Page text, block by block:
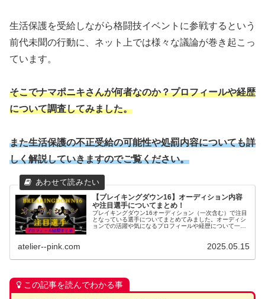
生活保護を受給しながら格闘技イベントに参戦するという
前代未聞の行動に、ネット上では様々な議論が巻き起こっ
ています。
そこでナマポニキさんが何者なのか？プロフィールや経歴
について調査してみました。
また生活保護の不正受給の可能性や処罰内容についても詳
しく解説していきますのでご覧ください。
【ブレイキングダウン16】オーディション内容
や注目選手についてまとめ！
ブレイキングダウン16オーディション（一次含む）で注目
となっている選手についてまとめてみました。オーディシ
ョンでの活躍や気になるプロフィールや経歴について一体
atelier--pink.com 2025.05.15
この記事を読んでわかる事